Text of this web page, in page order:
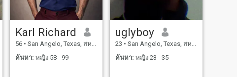
Karl Richard
56 • San Angelo, Texas, สหรัฐอเมริกา
ค้นหา: หญิง 58 - 99
uglyboy
23 • San Angelo, Texas, สหรัฐอเมริกา
ค้นหา: หญิง 23 - 35